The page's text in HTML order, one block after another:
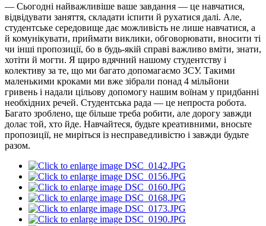
— Сьогодні найважливіше ваше завдання — це навчатися,
відвідувати заняття, складати іспити й рухатися далі. Але,
студентське середовище дає можливість не лише навчатися, а
й комунікувати, приймати виклики, обговорювати, вносити ті
чи інші пропозиції, бо в будь-якій справі важливо вміти, знати,
хотіти й могти. Я щиро вдячний нашому студентству і
колективу за те, що ми багато допомагаємо ЗСУ. Такими
маленькими кроками ми вже зібрали понад 4 мільйони
гривень і надали цільову допомогу нашим воїнам у придбанні
необхідних речей. Студентська рада — це непроста робота.
Багато зроблено, ще більше треба робити, але дорогу завжди
долає той, хто йде. Навчайтеся, будьте креативними, вносьте
пропозиції, не миріться із несправедливістю і завжди будьте
разом.